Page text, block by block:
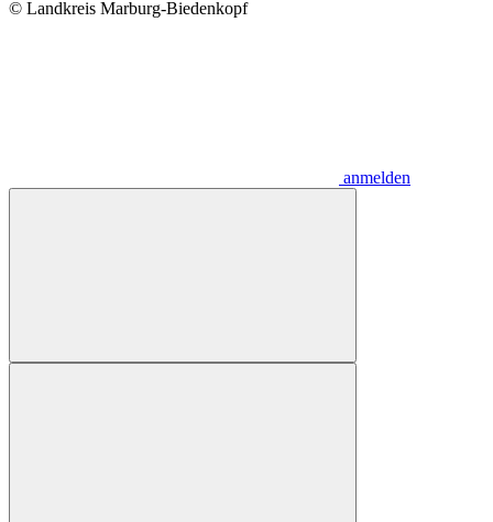
© Landkreis Marburg-Biedenkopf
anmelden